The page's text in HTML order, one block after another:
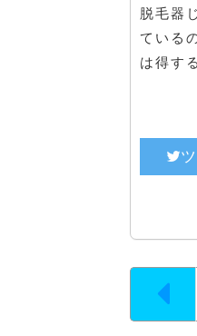
脱毛器
ている
は得す